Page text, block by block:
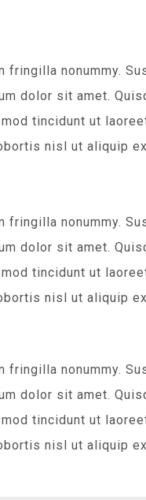
nonummy.
dolor sit amet.
tincidunt ut
nisl ut aliquip
nonummy.
dolor sit amet.
tincidunt ut
nisl ut aliquip
nonummy.
dolor sit amet.
tincidunt ut
nisl ut aliquip